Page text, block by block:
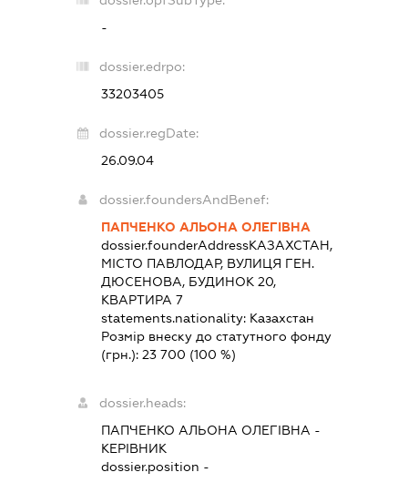
-
dossier.edrpo:
33203405
dossier.regDate:
26.09.04
dossier.foundersAndBenef:
ПАПЧЕНКО АЛЬОНА ОЛЕГІВНА
dossier.founderAddressКАЗАХСТАН,
МІСТО ПАВЛОДАР, ВУЛИЦЯ ГЕН.
ДЮСЕНОВА, БУДИНОК 20,
КВАРТИРА 7
statements.nationality: Казахстан
Розмір внеску до статутного фонду
(грн.): 23 700 (100 %)
dossier.heads:
ПАПЧЕНКО АЛЬОНА ОЛЕГІВНА -
КЕРІВНИК
dossier.position -